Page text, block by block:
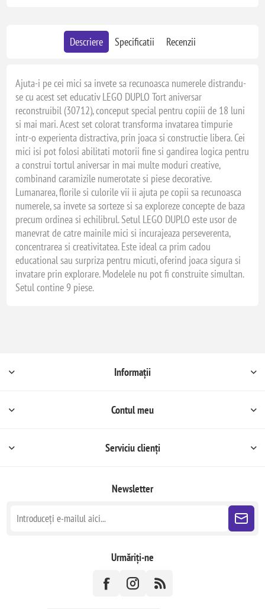
Descriere Specificatii Recenzii
Ajuta-i pe cei mici sa invete sa recunoasca numerele distrandu-
se cu acest set educativ LEGO DUPLO Tort aniversar
reconstruibil (30712), conceput special pentru copiii de 18 luni
si mai mari. Acest set colorat transforma invatarea timpurie
intr-o experienta distractiva, prin joaca si constructie libera. Cei
mici isi pot folosi abilitati motorii fine si gandirea logica pentru
a construi tortul aniversar in mai multe moduri creative,
combinand caramizile numerotate si piese decorative.
Lumanarea, florile si culorile vii ii ajuta pe copii sa recunoasca
numerele, sa invete sa sorteze si sa exploreze concepte de baza
precum ordinea si echilibrul. Setul LEGO DUPLO este usor de
manevrat de catre mainile mici si incurajeaza perseverenta,
concentrarea si creativitatea. Este ideal ca prim cadou
educational sau surpriza pentru micuti, oferind joaca sigura si
invatare prin explorare. Modelele nu pot fi construite simultan.
Setul contine 9 piese.
Informații
Contul meu
Serviciu clienți
Newsletter
Urmăriți-ne